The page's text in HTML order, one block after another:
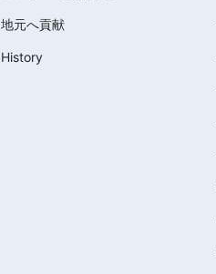
地元へ貢献
History